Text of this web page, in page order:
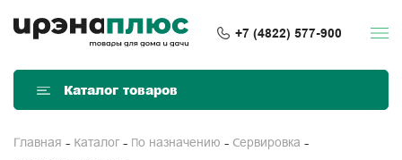
+7 (4822) 577-900
Каталог товаров
Главная Каталог По назначению
Сервировка